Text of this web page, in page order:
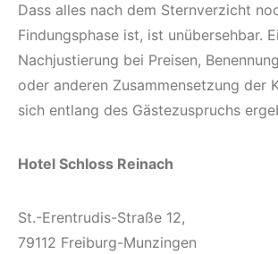
Dass alles nach dem Sternverzicht
Findungsphase ist, ist unübersehbar.
Nachjustierung bei Preisen,
oder anderen Zusammensetzung der
sich entlang des Gästezuspruchs
Hotel Schloss Reinach
St.-Erentrudis-Straße 12,
79112 Freiburg-Munzingen